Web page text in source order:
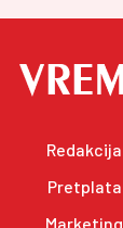
Redakcija
Pretplata
Marketing